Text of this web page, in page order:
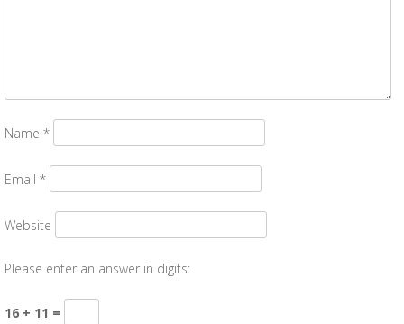
Name *
Email *
Website
Please enter an answer in digits:
16 + 11 =